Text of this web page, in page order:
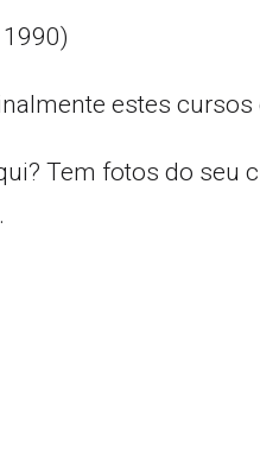
estes cursos
Tem fotos do seu